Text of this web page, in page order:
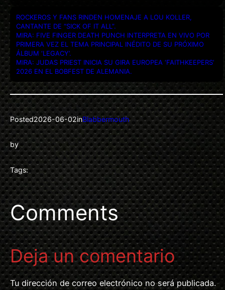
ROCKEROS Y FANS RINDEN HOMENAJE A LOU KOLLER,
CANTANTE DE “SICK OF IT ALL”.
MIRA: FIVE FINGER DEATH PUNCH INTERPRETA EN VIVO POR
PRIMERA VEZ EL TEMA PRINCIPAL INÉDITO DE SU PRÓXIMO
ÁLBUM ‘LEGACY’.
MIRA: JUDAS PRIEST INICIA SU GIRA EUROPEA ‘FAITHKEEPERS’
2026 EN EL BOBFEST DE ALEMANIA.
Posted2026-06-02inBlabbermouth
by
Tags:
Comments
Deja un comentario
Tu dirección de correo electrónico no será publicada.